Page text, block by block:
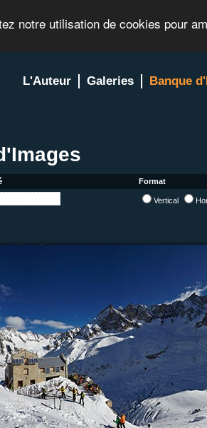
notre utilisation de cookies pour
L'Auteur Galeries Banque
Format
Vertical